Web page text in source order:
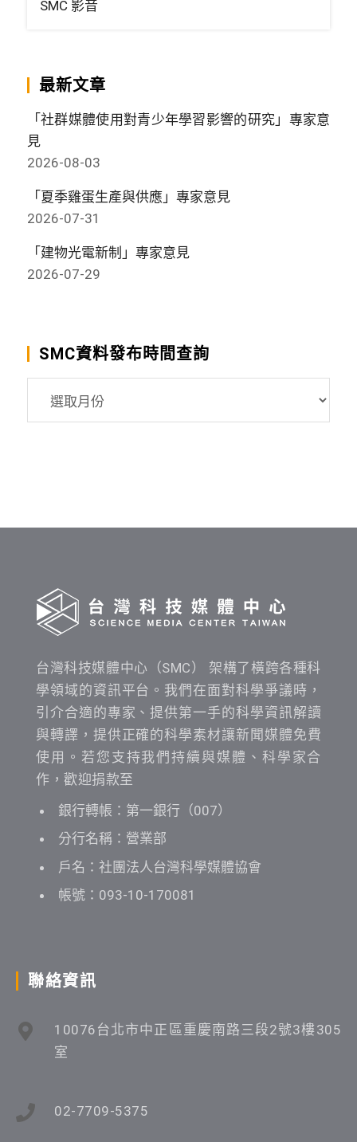
SMC 影音
最新文章
「社群媒體使用對青少年學習影響的研究」專家意
見
2026-08-03
「夏季雞蛋生產與供應」專家意見
2026-07-31
「建物光電新制」專家意見
2026-07-29
SMC資料發布時間查詢
台灣科技媒體中心（SMC） 架構了橫跨各種科
學領域的資訊平台。我們在面對科學爭議時，
引介合適的專家、提供第一手的科學資訊解讀
與轉譯，提供正確的科學素材讓新聞媒體免費
使用。若您支持我們持續與媒體、科學家合
作，歡迎捐款至
銀行轉帳：第一銀行（007）
分行名稱：營業部
戶名：社團法人台灣科學媒體協會
帳號：093-10-170081
聯絡資訊
10076台北市中正區重慶南路三段2號3樓305
室
02-7709-5375